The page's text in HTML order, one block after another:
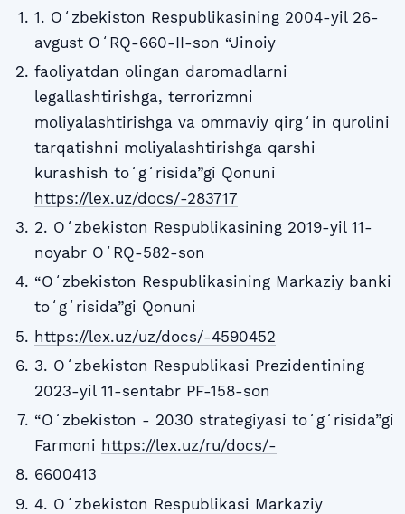
1. Oʻzbekiston Respublikasining 2004-yil 26-
avgust OʻRQ-660-II-son “Jinoiy
faoliyatdan olingan daromadlarni
legallashtirishga, terrorizmni
moliyalashtirishga va ommaviy qirgʻin qurolini
tarqatishni moliyalashtirishga qarshi
kurashish toʻgʻrisida”gi Qonuni
https://lex.uz/docs/-283717
2. Oʻzbekiston Respublikasining 2019-yil 11-
noyabr OʻRQ-582-son
“Oʻzbekiston Respublikasining Markaziy banki
toʻgʻrisida”gi Qonuni
https://lex.uz/uz/docs/-4590452
3. Oʻzbekiston Respublikasi Prezidentining
2023-yil 11-sentabr PF-158-son
“Oʻzbekiston - 2030 strategiyasi toʻgʻrisida”gi
Farmoni https://lex.uz/ru/docs/-
6600413
4. Oʻzbekiston Respublikasi Markaziy